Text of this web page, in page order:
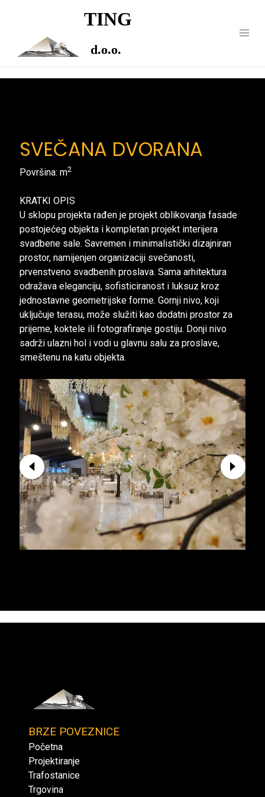
TING
d.o.o.
SVEČANA DVORANA
Površina: m2
KRATKI OPIS
U sklopu projekta rađen je projekt oblikovanja fasade
postojećeg objekta i kompletan projekt interijera
svadbene sale. Savremen i minimalistički dizajniran
prostor, namijenjen organizaciji svečanosti,
prvenstveno svadbenih proslava. Sama arhitektura
odražava eleganciju, sofisticiranost i luksuz kroz
jednostavne geometrijske forme. Gornji nivo, koji
uključuje terasu, može služiti kao dodatni prostor za
prijeme, koktele ili fotografiranje gostiju. Donji nivo
sadrži ulazni hol i vodi u glavnu salu za proslave,
smeštenu na katu objekta.
BRZE POVEZNICE
Početna
Projektiranje
Trafostanice
Trgovina